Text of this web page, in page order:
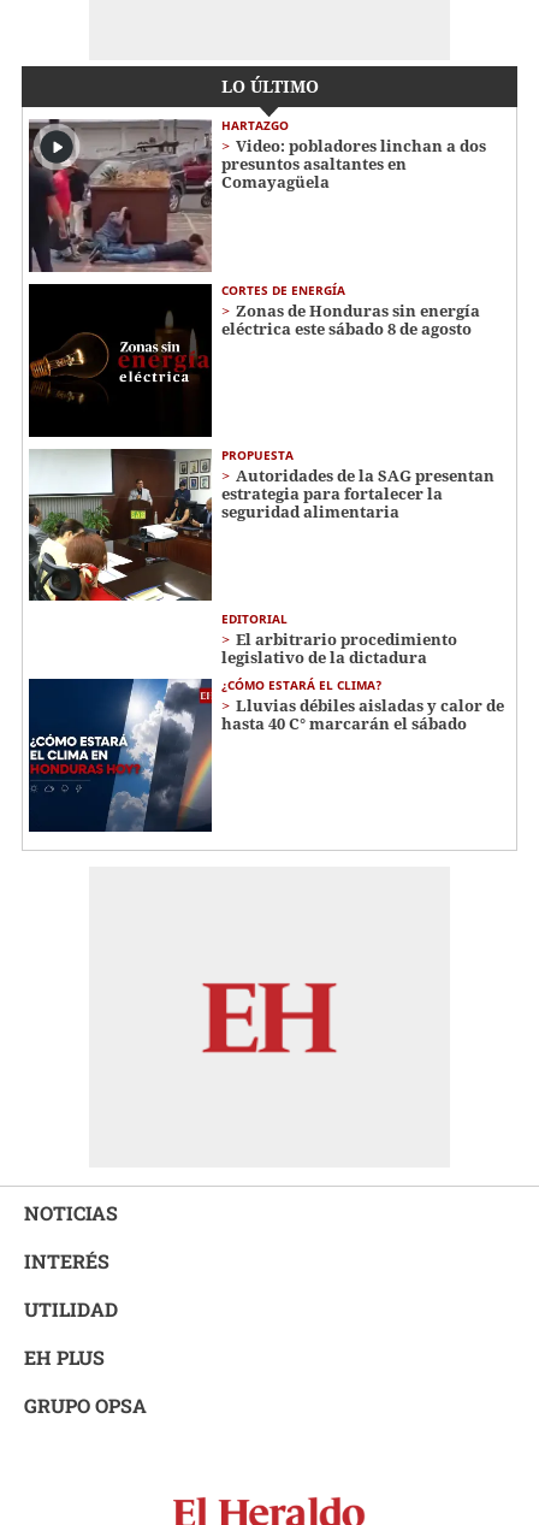
LO ÚLTIMO
HARTAZGO
Video: pobladores linchan a dos
presuntos asaltantes en
Comayagüela
CORTES DE ENERGÍA
Zonas de Honduras sin energía
eléctrica este sábado 8 de agosto
PROPUESTA
Autoridades de la SAG presentan
estrategia para fortalecer la
seguridad alimentaria
EDITORIAL
El arbitrario procedimiento
legislativo de la dictadura
¿CÓMO ESTARÁ EL CLIMA?
Lluvias débiles aisladas y calor de
hasta 40 C° marcarán el sábado
NOTICIAS
INTERÉS
UTILIDAD
EH PLUS
GRUPO OPSA